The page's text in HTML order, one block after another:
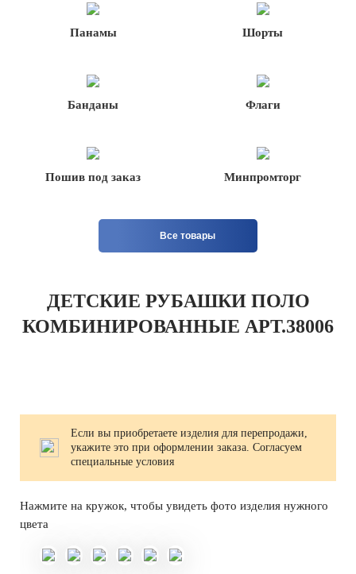
Панамы Шорты
Банданы Флаги
Пошив под заказ Минпромторг
Все товары
ДЕТСКИЕ РУБАШКИ ПОЛО
КОМБИНИРОВАННЫЕ АРТ.38006
Если вы приобретаете изделия для перепродажи,
укажите это при оформлении заказа. Согласуем
специальные условия
Нажмите на кружок, чтобы увидеть фото изделия нужного
цвета